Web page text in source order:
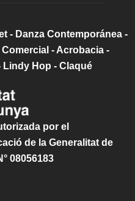
- Danza Contemporánea -
- Acrobacia -
Hop - Claqué
por el
de la Generalitat de
08056183